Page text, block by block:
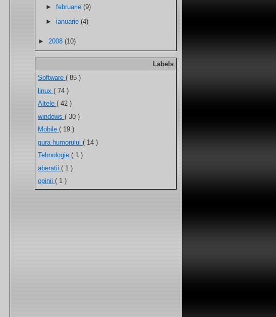
►februarie(9)
►ianuarie(4)
► 2008 (10)
Labels
Software ( 85 )
linux ( 74 )
Altele ( 42 )
windows ( 30 )
Mobile ( 19 )
gura humorului ( 14 )
Tehnologie ( 1 )
aberatii ( 1 )
opinii ( 1 )